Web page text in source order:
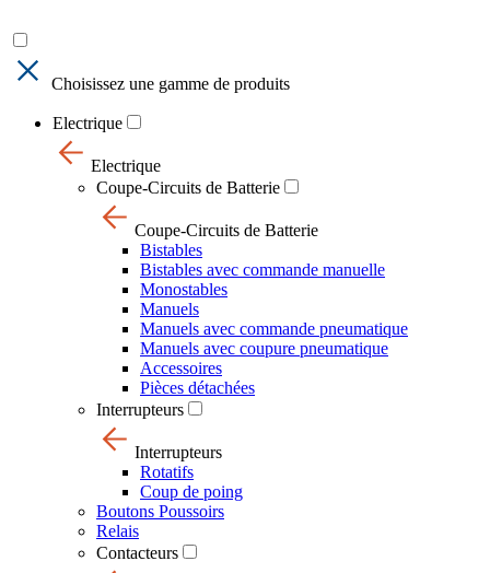
Choisissez une gamme de produits
Electrique
Electrique
Coupe-Circuits de Batterie
Coupe-Circuits de Batterie
Bistables
Bistables avec commande manuelle
Monostables
Manuels
Manuels avec commande pneumatique
Manuels avec coupure pneumatique
Accessoires
Pièces détachées
Interrupteurs
Interrupteurs
Rotatifs
Coup de poing
Boutons Poussoirs
Relais
Contacteurs